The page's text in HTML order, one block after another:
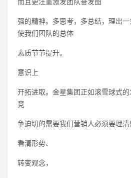
强的精神。多思考，多总结，理出一
使我们团队的总体
素质节节提升。
意识上
开拓进取。金星集团正如滚雪球式
竞
争迫切的需要我们营销人必须要理清
看清形势、
转变观念，